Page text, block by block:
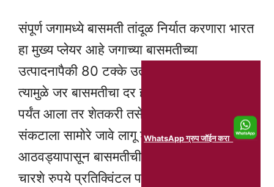
संपूर्ण जगामध्ये बासमती तांदूळ निर्यात करणारा भारत
हा मुख्य प्लेयर आहे जगाच्या बासमतीच्या
उत्पादनापैकी 80 टक्के उत्पादन हे भारतात होती
त्यामुळे जर बासमतीचा दर हा 850 डॉलर प्रतिदर
पर्यंत आला तर शेतकरी तसेच व्यापाऱ्यांना मोठ्या
संकटाला सामोरे जावे लागू शकते मागील
आठवड्यापासून बासमतीची नवीन व्हरायटी चा दर
चारशे रुपये प्रतिक्विंटल पर्यंत घसरलेला आहे
WhatsApp ग्रुप जॉईन करा